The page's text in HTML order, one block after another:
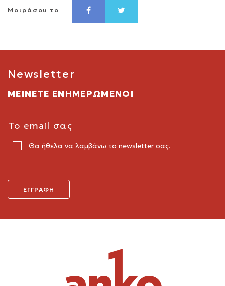
Μοιράσου το
Newsletter
ΜΕΙΝΕΤΕ ΕΝΗΜΕΡΩΜΕΝΟΙ
Θα ήθελα να λαμβάνω το newsletter σας.